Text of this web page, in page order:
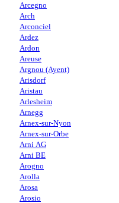
Arcegno
Arch
Arconciel
Ardez
Ardon
Areuse
Argnou (Ayent)
Arisdorf
Aristau
Arlesheim
Arnegg
Arnex-sur-Nyon
Arnex-sur-Orbe
Arni AG
Arni BE
Arogno
Arolla
Arosa
Arosio